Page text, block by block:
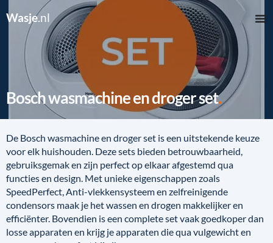
Wasje.nl
Bosch wasmachine en droger set
De Bosch wasmachine en droger set is een uitstekende keuze
voor elk huishouden. Deze sets bieden betrouwbaarheid,
gebruiksgemak en zijn perfect op elkaar afgestemd qua
functies en design. Met unieke eigenschappen zoals
SpeedPerfect, Anti-vlekkensysteem en zelfreinigende
condensors maak je het wassen en drogen makkelijker en
efficiënter. Bovendien is een complete set vaak goedkoper dan
losse apparaten en krijg je apparaten die qua vulgewicht en